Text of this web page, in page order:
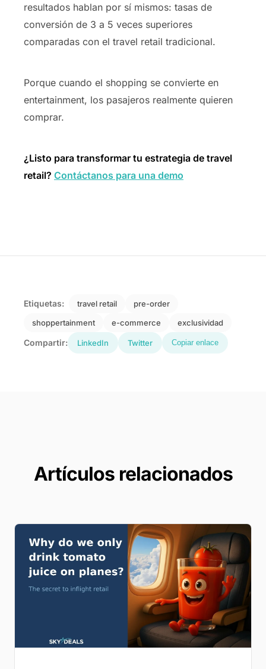
resultados hablan por sí mismos: tasas de
conversión de 3 a 5 veces superiores
comparadas con el travel retail tradicional.
Porque cuando el shopping se convierte en
entertainment, los pasajeros realmente quieren
comprar.
¿Listo para transformar tu estrategia de travel
retail? Contáctanos para una demo
Etiquetas: travel retail
pre-order
shoppertainment
e-commerce exclusividad
Compartir: LinkedIn Twitter Copiar enlace
Artículos relacionados